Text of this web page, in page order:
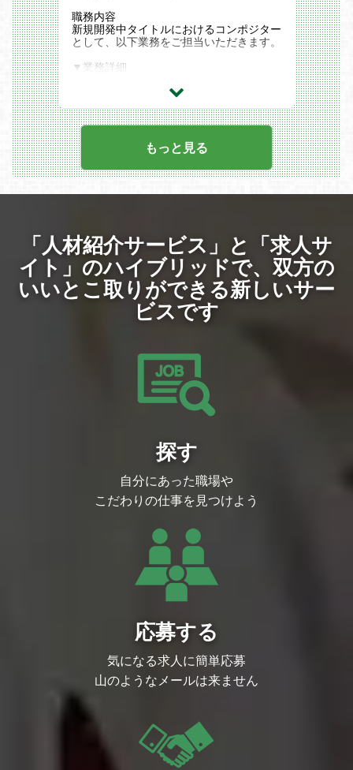
ユーザーさんと向き合い、楽しませる」と
いう考えを大切にしており、ユーザー目線
でのゲーム開発を行っています。
・経験豊富なチーム: 長谷川雄大をはじめ
とする経験豊富なクリエイターたちが所属
ループのゲーム事業における中核として、
安定した経営基盤のもとで独創的なゲーム
開発が可能です。
「業務内容」
DMM GAMESおよびAppStore、GooglePl
ay向けにリリースするソーシャルゲーム
のイラストを制作・監修する仕事です。
・Live2Dアニメーション用のイラストパ
ーツ素材作成
・Live2Dアニメーション用のイラストパ
ーツ監修・調整
「開発環境」
【使用ツール】
・キャラクターイラストの制作
・キャラクターイラストの監修 / 調整
・Live2Dアニメーション用のイラストパ
・Live2Dアニメーション用のイラストパ
・DMM GAMESのみで国内最大級という
膨大な規模を誇るユーザーを持つプラット
・自社制作タイトルのみならず、プラット
フォーマーとしても大規模に事業を展開し
・豊富なタイトルやプロダクト・サービス
な経験を積むことができるチャンスに溢れ
スを等の幅の広い事業展開が可能です。
職務内容
新規開発中タイトルにおけるコンポジター
として、以下業務をご担当いただきます。
▼業務詳細
※ご応募時にはポートフォリオのご提出を
お願いしております。
ポジションの魅力
▼事業戦略
・「世界震撼」をビジョンに、オリジナル
IPと有力IPの両軸で技術力・運用力・変化
対応力を生かした大型タイトルを継続的に
グローバル展開を加速していきます。
・「グローバル展開前提の超大型IPゲーム
開発」を中核に、「コンシューマーゲーム
開発」「新規オリジナルIP創出」「インデ
ィーゲーム開発」まで、企画初期段階から
運用・海外展開まで一気通貫で関われる多
様なプロジェクトが進行しており、幅広い
開発領域で挑戦いただける環境です。
く、プロダクトを通じてIP自体の価値を最
大化し、ファン層を拡大できるようなもの
づくりを目指しています。
・サイバーエージェントゲーム事業が持つ
約5,000名規模の国内最大級の開発体制と
高度な運用ノウハウを生かし、長期的にト
出に取り組んでいます。
・グループ横断での人材最適配置と技術力
の集約や、プロジェクトを横断した技術組
織の拡充により、開発スピードと品質を高
めながらIP価値の最大化と継続的な成長を
実現していきます。
▼組織カルチャー
・組織のモチベーション維持と優秀な人材
け、長期的に活躍できる環境づくりに注力
しています。
価値創出を行うカルチャーが根付いていま
・クリエイターやエンジニア一人ひとりが
メディアやSNSに発信することで、個のブ
ランド力を上げ、個と組織が相乗効果で成
長できる環境があります。（副業可）
・「人のやる気への投資」というカルチャ
ーが根付いており、新卒中途や入社年次に
かかわらず、大きな裁量を持ってチャレン
ジできる環境です。
・現状維持にとどまらず新たな挑戦を歓迎
し、事業成長と個人の成長を相互に加速さ
もっと見る
「人材紹介サービス」と「求人サ
イト」のハイブリッドで、双方の
いいとこ取りができる新しいサー
ビスです
探す
自分にあった職場や
こだわりの仕事を見つけよう
応募する
気になる求人に簡単応募
山のようなメールは来ません